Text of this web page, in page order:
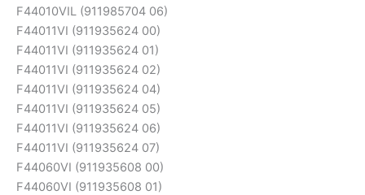
F44010VIL (911985704 06)
F44011VI (911935624 00)
F44011VI (911935624 01)
F44011VI (911935624 02)
F44011VI (911935624 04)
F44011VI (911935624 05)
F44011VI (911935624 06)
F44011VI (911935624 07)
F44060VI (911935608 00)
F44060VI (911935608 01)